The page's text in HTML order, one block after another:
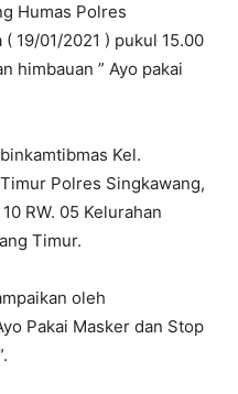
Humas Polres
19/01/2021 ) pukul 15.00
himbauan ” Ayo pakai
Kel.
Polres Singkawang,
RW. 05 Kelurahan
Timur.
oleh
Pakai Masker dan Stop